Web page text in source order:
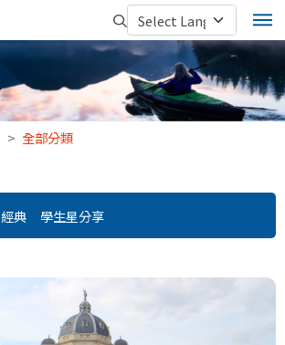
全部分類
經典 學生星分享